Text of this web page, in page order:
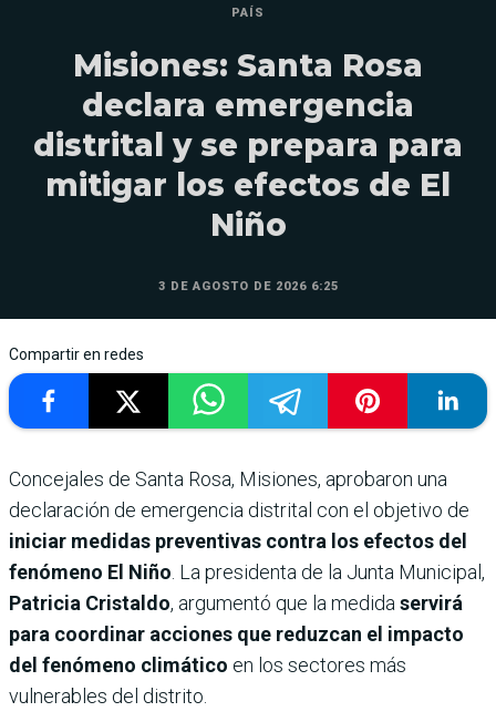
PAÍS
Misiones: Santa Rosa
declara emergencia
distrital y se prepara para
mitigar los efectos de El
Niño
3 DE AGOSTO DE 2026 6:25
Compartir en redes
Concejales de Santa Rosa, Misiones, aprobaron una
declaración de emergencia distrital con el objetivo de
iniciar medidas preventivas contra los efectos del
fenómeno El Niño. La presidenta de la Junta Municipal,
Patricia Cristaldo, argumentó que la medidaservirá
para coordinar acciones que reduzcan el impacto
del fenómeno climático en los sectores más
vulnerables del distrito.